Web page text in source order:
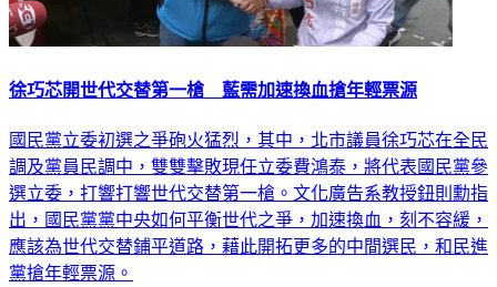
徐巧芯開世代交替第一槍 藍需加速換血搶年輕票源
國民黨立委初選之爭砲火猛烈，其中，北市議員徐巧芯在全民
調及黨員民調中，雙雙擊敗現任立委費鴻泰，將代表國民黨參
選立委，打響打響世代交替第一槍。文化廣告系教授鈕則勳指
出，國民黨黨中央如何平衡世代之爭，加速換血，刻不容緩，
應該為世代交替鋪平道路，藉此開拓更多的中間選民，和民進
黨搶年輕票源。